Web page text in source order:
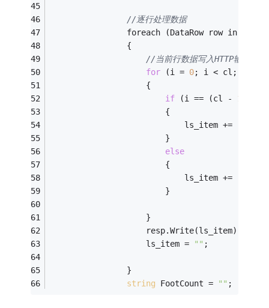
//逐行处理数据
foreach (DataRow row in
                {
//当前行数据写入HTTP输出
for (i = 0; i < cl; i++)
                    {
if (i == (cl - 1
                        {
ls_item +=
                        }
else
                        {
ls_item +=
                        }
                    }
                    resp.Write(ls_item);
                    ls_item =
"" ;
                }
string FootCount = "" ;